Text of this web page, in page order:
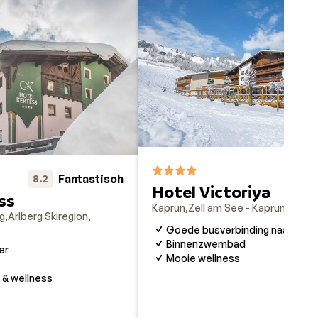
je
het
8.2 Fantastisch
Arlberg Skiregion
wellness
Hotel Victoriya
Kaprun Zell am See - Kaprun
Goede busverbinding naar
Binnenzwembad
Mooie wellness